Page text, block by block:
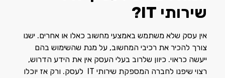
שירותי IT
?
אין עסק שלא משתמש באמצעי מחשוב כאלו או אחרים. ישנו
צורך להכיר את רכיבי המחשוב, על מנת שהשימוש בהם
ייעשה כראוי. כיוון שלרוב בעלי העסק אין את הידע הדרוש,
רצוי שיפנו לחברה המספקת שירותי IT לעסק. ורק אז יוכלו